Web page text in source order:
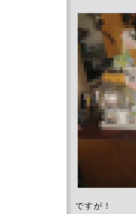
ですが！